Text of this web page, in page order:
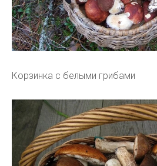
Корзинка с белыми грибами